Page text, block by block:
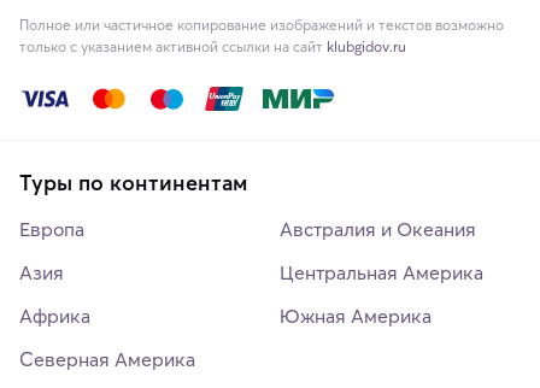
Полное или частичное копирование изображений и текстов возможно
только с указанием активной ссылки на сайт klubgidov.ru
Туры по континентам
Европа
Азия
Африка
Северная Америка
Австралия и Океания
Центральная Америка
Южная Америка